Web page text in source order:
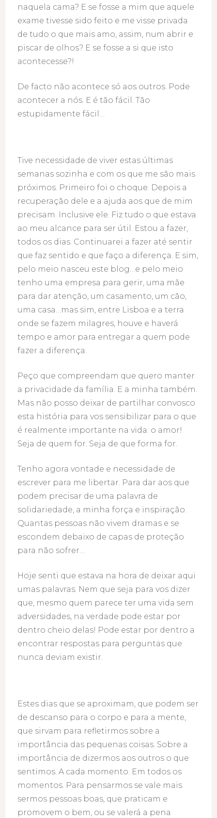
naquela cama? E se fosse a mim que aquele
exame tivesse sido feito e me visse privada
de tudo o que mais amo, assim, num abrir e
piscar de olhos? E se fosse a si que isto
acontecesse?!
De facto não acontece só aos outros. Pode
acontecer a nós. E é tão fácil. Tão
estupidamente fácil…
Tive necessidade de viver estas últimas
semanas sozinha e com os que me são mais
próximos. Primeiro foi o choque. Depois a
recuperação dele e a ajuda aos que de mim
precisam. Inclusive ele. Fiz tudo o que estava
ao meu alcance para ser útil. Estou a fazer,
todos os dias. Continuarei a fazer até sentir
que faz sentido e que faço a diferença. E sim,
pelo meio nasceu este blog…e pelo meio
tenho uma empresa para gerir, uma mãe
para dar atenção, um casamento, um cão,
uma casa…mas sim, entre Lisboa e a terra
onde se fazem milagres, houve e haverá
tempo e amor para entregar a quem pode
fazer a diferença.
Peço que compreendam que quero manter
a privacidade da família. E a minha também.
Mas não posso deixar de partilhar convosco
esta história para vos sensibilizar para o que
é realmente importante na vida: o amor!
Seja de quem for. Seja de que forma for.
Tenho agora vontade e necessidade de
escrever para me libertar. Para dar aos que
podem precisar de uma palavra de
solidariedade, a minha força e inspiração.
Quantas pessoas não vivem dramas e se
escondem debaixo de capas de proteção
para não sofrer…
Hoje senti que estava na hora de deixar aqui
umas palavras. Nem que seja para vos dizer
que, mesmo quem parece ter uma vida sem
adversidades, na verdade pode estar por
dentro cheio delas! Pode estar por dentro a
encontrar respostas para perguntas que
nunca deviam existir.
Estes dias que se aproximam, que podem ser
de descanso para o corpo e para a mente,
que sirvam para refletirmos sobre a
importância das pequenas coisas. Sobre a
importância de dizermos aos outros o que
sentimos. A cada momento. Em todos os
momentos. Para pensarmos se vale mais
sermos pessoas boas, que praticam e
promovem o bem, ou se valerá a pena